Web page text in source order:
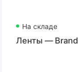
На складе
Ленты — Brand